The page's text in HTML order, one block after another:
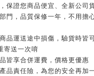
保證您商品便宜、全新公司
門，品質保修一年，不用擔
品運送途中損傷，驗貨時皆
寄送一次唷
皆享合併運費，價格更優惠
品責任險，為您的安全再加